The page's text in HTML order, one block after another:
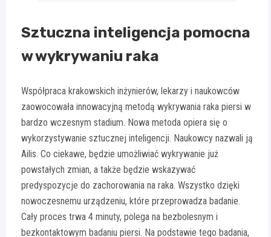
Sztuczna inteligencja pomocna
w wykrywaniu raka
Współpraca krakowskich inżynierów, lekarzy i naukowców
zaowocowała innowacyjną metodą wykrywania raka piersi w
bardzo wczesnym stadium. Nowa metoda opiera się o
wykorzystywanie sztucznej inteligencji. Naukowcy nazwali ją
Ailis. Co ciekawe, będzie umożliwiać wykrywanie już
powstałych zmian, a także będzie wskazywać
predyspozycje do zachorowania na raka. Wszystko dzięki
nowoczesnemu urządzeniu, które przeprowadza badanie.
Cały proces trwa 4 minuty, polega na bezbolesnym i
bezkontaktowym badaniu piersi. Na podstawie tego badania,